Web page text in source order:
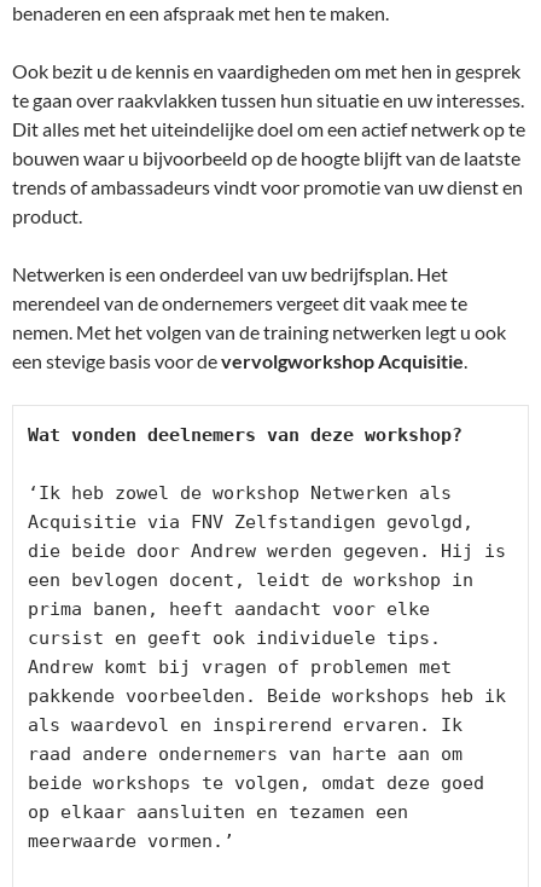
benaderen en een afspraak met hen te maken.
Ook bezit u de kennis en vaardigheden om met hen in gesprek
te gaan over raakvlakken tussen hun situatie en uw interesses.
Dit alles met het uiteindelijke doel om een actief netwerk op te
bouwen waar u bijvoorbeeld op de hoogte blijft van de laatste
trends of ambassadeurs vindt voor promotie van uw dienst en
product.
Netwerken is een onderdeel van uw bedrijfsplan. Het
merendeel van de ondernemers vergeet dit vaak mee te
nemen. Met het volgen van de training netwerken legt u ook
een stevige basis voor devervolgworkshop Acquisitie.
Wat vonden deelnemers van deze workshop?
‘Ik heb zowel de workshop Netwerken als
Acquisitie via FNV Zelfstandigen gevolgd,
die beide door Andrew werden gegeven. Hij is
een bevlogen docent, leidt de workshop in
prima banen, heeft aandacht voor elke
cursist en geeft ook individuele tips.
Andrew komt bij vragen of problemen met
pakkende voorbeelden. Beide workshops heb ik
als waardevol en inspirerend ervaren. Ik
raad andere ondernemers van harte aan om
beide workshops te volgen, omdat deze goed
op elkaar aansluiten en tezamen een
meerwaarde vormen.’